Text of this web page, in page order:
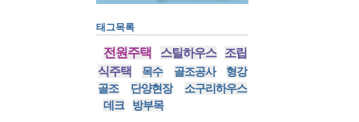
태그목록
전원주택 스틸하우스
조립
식주택
목수 골조공사
형강
골조
단양현장
소구리하우스
데크
방부목